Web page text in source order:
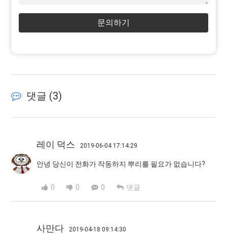
문의하기
댓글 (3)
레이 덕스 2019-06-04 17:14:29
안녕 당신이 전화가 작동하지 뿌리를 필요가 없습니다?
0 0 0 댓글
사만다 2019-04-18 09:14:30